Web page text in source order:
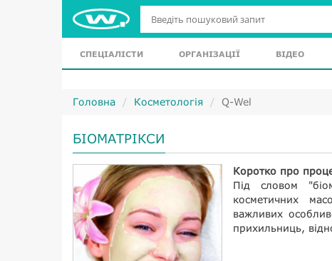
СПЕЦІАЛІСТИ ОРГАНІЗАЦІЇ ВІДЕО
Головна Косметологія Q-Wel
БІОМАТРІКСИ
Коротко про
Під словом
косметичних
важливих
прихильниць,